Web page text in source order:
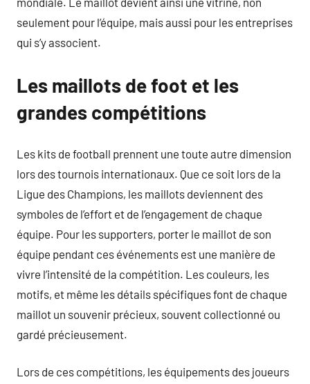
seulement pour l’équipe, mais aussi pour les entreprises
qui s’y associent.
Les maillots de foot et les
grandes compétitions
Les kits de football prennent une toute autre dimension
lors des tournois internationaux. Que ce soit lors de la
Ligue des Champions, les maillots deviennent des
symboles de l’effort et de l’engagement de chaque
équipe. Pour les supporters, porter le maillot de son
équipe pendant ces événements est une manière de
vivre l’intensité de la compétition. Les couleurs, les
motifs, et même les détails spécifiques font de chaque
maillot un souvenir précieux, souvent collectionné ou
gardé précieusement.
Lors de ces compétitions, les équipements des joueurs